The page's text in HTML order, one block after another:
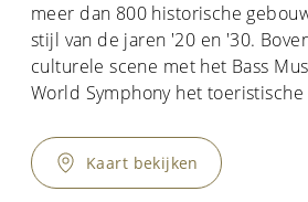
meer dan 800 historische
stijl van de jaren '20 en '30.
culturele scene met het Bass
World Symphony het toeristische
Kaart bekijken